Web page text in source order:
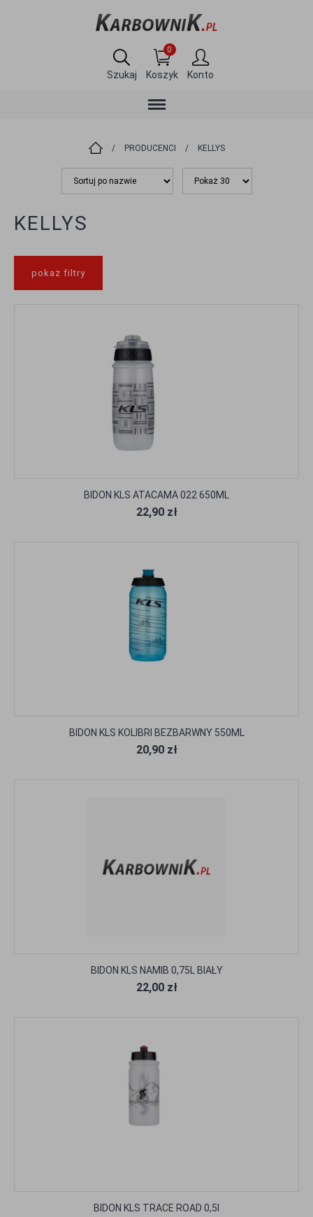
Szukaj
0
Koszyk Konto
/ PRODUCENCI / KELLYS
KELLYS
pokaż filtry
BIDON KLS ATACAMA 022 650ML
22,90 zł
BIDON KLS KOLIBRI BEZBARWNY 550ML
20,90 zł
BIDON KLS NAMIB 0,75L BIAŁY
22,00 zł
BIDON KLS TRACE ROAD 0,5l